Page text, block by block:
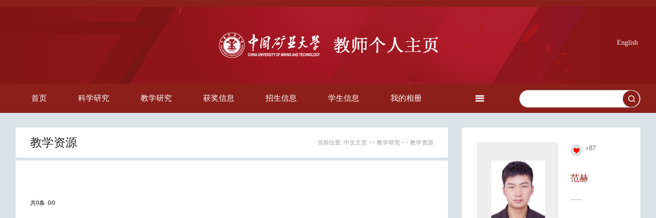
English
首页 科学研究 教学研究 获奖信息 招生信息 学生信息 我的相册
教学资源 当前位置: 中文主页 >> 教学研究 >> 教学资源
共0条 0/0
+87
范赫